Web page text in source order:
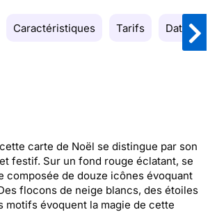
Caractéristiques Tarifs Date de
carte de Noël se distingue par son
festif. Sur un fond rouge éclatant, se
composée de douze icônes évoquant
flocons de neige blancs, des étoiles
motifs évoquent la magie de cette